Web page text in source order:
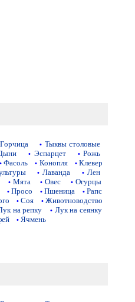
Горчица • Тыквы столовые
• Эспарцет • Рожь
• Фасоль • Конопля • Клевер
• Лаванда • Лен
• Мята • Овес • Огурцы
• Просо • Пшеница • Рапс
• Соя • Животноводство
на репку • Лук на сеянку
• Ячмень